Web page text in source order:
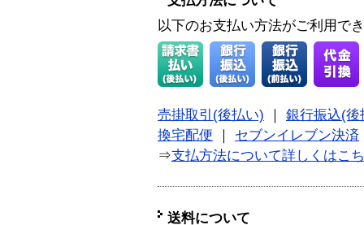
以下のお支払い方法がご利用で
売掛取引(後払い)
銀行振込(後
換宅配便
セブンイレブン決済
⇒支払方法について詳しくはこ
送料について